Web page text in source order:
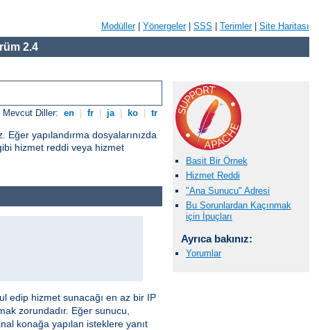
Modüller| Yönergeler| SSS Terimler| Site Haritası
2.4
Mevcut Diller: en fr ja ko tr
Eğer yapılandırma dosyalarınızda
hizmet reddi veya hizmet
Basit Bir Örnek
Hizmet Reddi
"Ana Sunucu" Adresi
Bu Sorunlardan Kaçınmak
için İpuçları
Ayrıca bakınız:
Yorumlar
edip hizmet sunacağı en az bir IP
zorundadır. Eğer sunucu,
konağa yapılan isteklere yanıt